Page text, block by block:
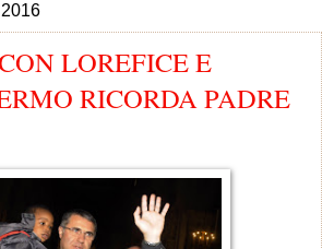
LOREFICE E
RICORDA PADRE